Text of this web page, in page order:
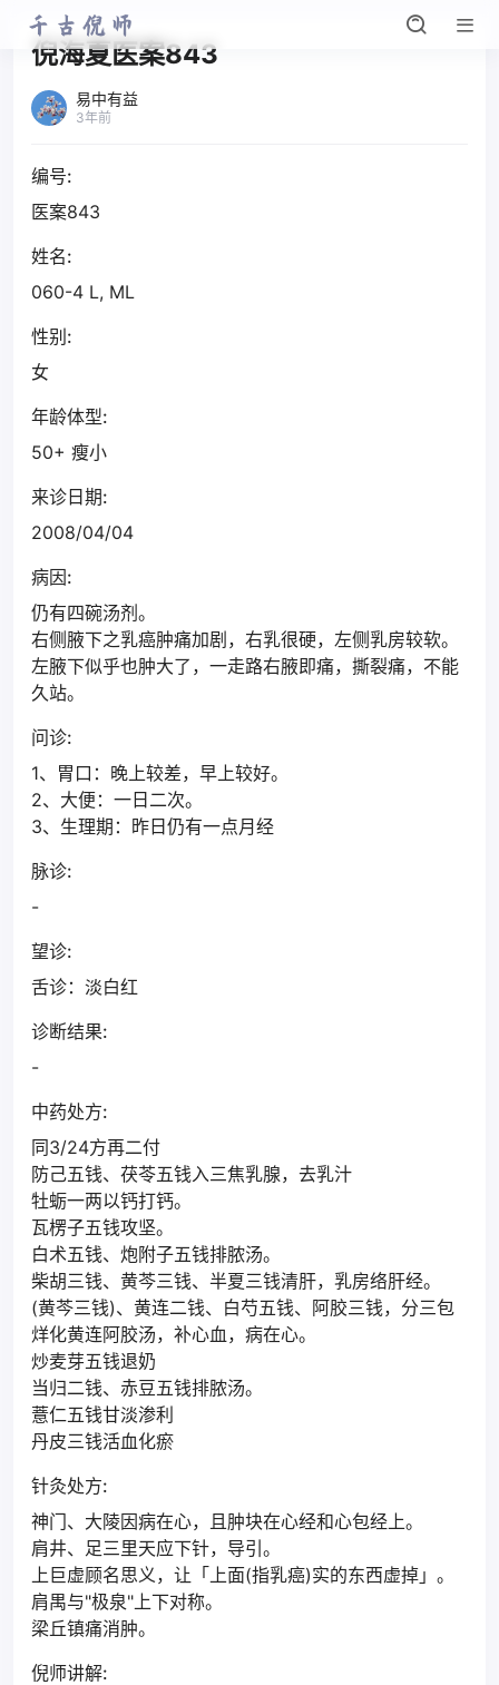
倪海夏医案843
易中有益
3年前
编号:
医案843
姓名:
060-4 L, ML
性别:
女
年龄体型:
50+ 瘦小
来诊日期:
2008/04/04
病因:
仍有四碗汤剂。
右侧腋下之乳癌肿痛加剧，右乳很硬，左侧乳房较软。
左腋下似乎也肿大了，一走路右腋即痛，撕裂痛，不能
久站。
问诊:
1、胃口：晚上较差，早上较好。
2、大便：一日二次。
3、生理期：昨日仍有一点月经
脉诊:
-
望诊:
舌诊：淡白红
诊断结果:
-
中药处方:
同3/24方再二付
防己五钱、茯苓五钱入三焦乳腺，去乳汁
牡蛎一两以钙打钙。
瓦楞子五钱攻坚。
白术五钱、炮附子五钱排脓汤。
柴胡三钱、黄芩三钱、半夏三钱清肝，乳房络肝经。
(黄芩三钱)、黄连二钱、白芍五钱、阿胶三钱，分三包
烊化黄连阿胶汤，补心血，病在心。
炒麦芽五钱退奶
当归二钱、赤豆五钱排脓汤。
薏仁五钱甘淡渗利
丹皮三钱活血化瘀
针灸处方:
神门、大陵因病在心，且肿块在心经和心包经上。
肩井、足三里天应下针，导引。
上巨虚顾名思义，让「上面(指乳癌)实的东西虚掉」。
肩禺与"极泉"上下对称。
梁丘镇痛消肿。
倪师讲解: